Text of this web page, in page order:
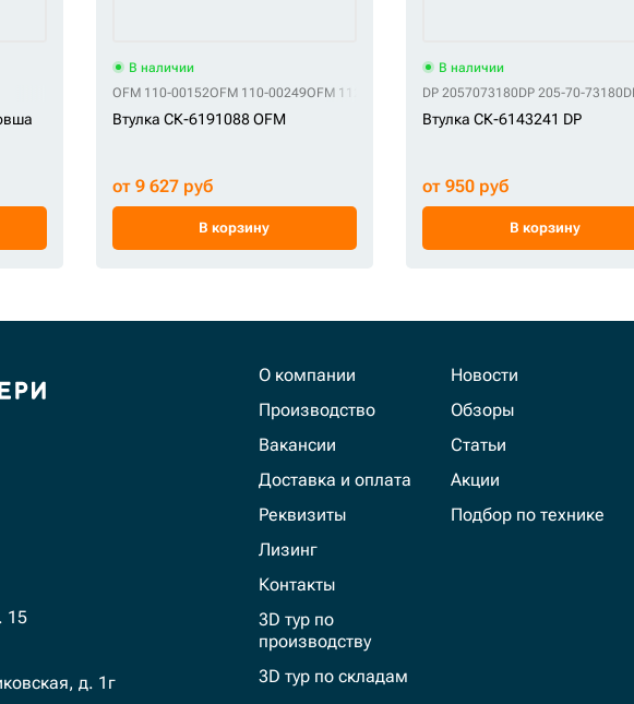
В наличии
OFM 110-00152OFM 110-00249OFM 11210787 OFM 1289884OFM 128-9884OFM
Втулка СК-6191088 OFM
от 9 627 руб
В корзину
В наличии
DP 2057073180DP 205-70-73180
Втулка СК-6143241 DP
от 950 руб
В корзину
15
д. 1г
О компании
Производство
Вакансии
Доставка и оплата
Реквизиты
Лизинг
Контакты
3D тур по
производству
3D тур по складам
Новости
Обзоры
Статьи
Акции
Подбор по технике